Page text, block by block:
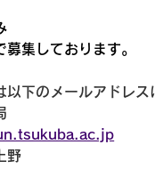
募集しております。
以下のメールアドレス
野